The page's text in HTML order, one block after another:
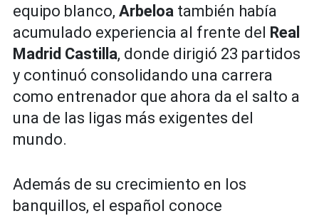
equipo blanco, Arbeloa también había
acumulado experiencia al frente del
Real
Madrid Castilla, donde dirigió 23 partidos
y continuó consolidando una carrera
como entrenador que ahora da el salto a
una de las ligas más exigentes del
mundo.
Además de su crecimiento en los
banquillos, el español conoce